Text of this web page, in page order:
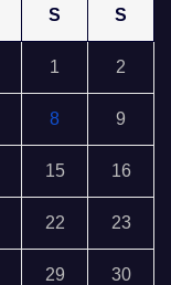
S S
1 2
8 9
15 16
22 23
29 30